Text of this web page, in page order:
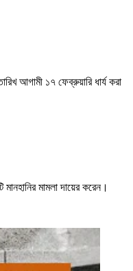
আগামী ১৭ ফেব্রুয়ারি ধার্য করা
মামলা দায়ের করেন।